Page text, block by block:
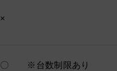
×
〇 ※台数制限あり